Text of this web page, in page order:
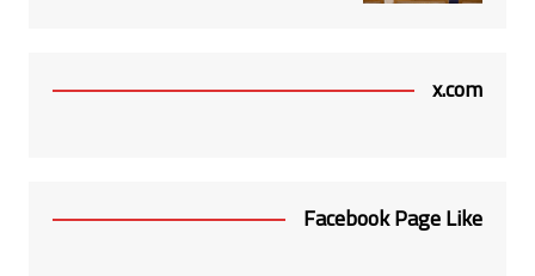
x.com
Facebook Page Like